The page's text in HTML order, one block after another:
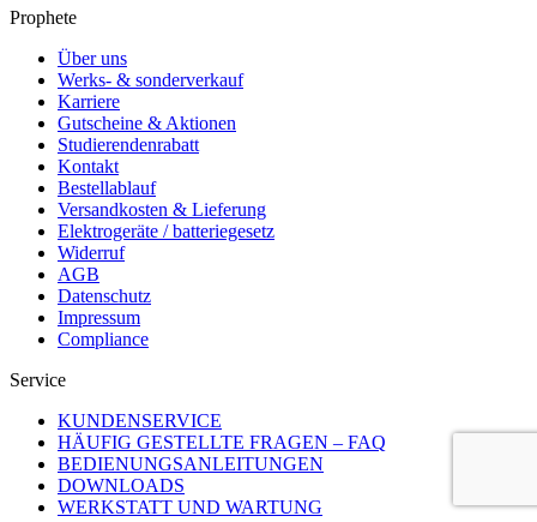
Prophete
Über uns
Werks- & sonderverkauf
Karriere
Gutscheine & Aktionen
Studierendenrabatt
Kontakt
Bestellablauf
Versandkosten & Lieferung
Elektrogeräte / batteriegesetz
Widerruf
AGB
Datenschutz
Impressum
Compliance
Service
KUNDENSERVICE
HÄUFIG GESTELLTE FRAGEN – FAQ
BEDIENUNGSANLEITUNGEN
DOWNLOADS
WERKSTATT UND WARTUNG